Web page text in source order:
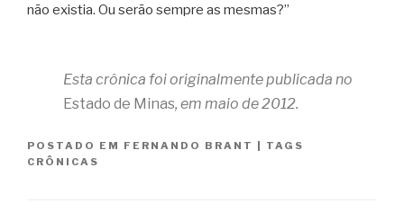
não existia. Ou serão sempre as mesmas?”
Esta crônica foi originalmente publicada no
Estado de Minas, em maio de 2012.
POSTADO EM FERNANDO BRANT
TAGS
CRÔNICAS